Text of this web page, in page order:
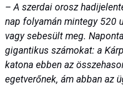
– A szerdai orosz
nap folyamán mintegy 520
vagy sebesült meg.
gigantikus számokat: a
katona ebben az
egetverőnek, ám abban az